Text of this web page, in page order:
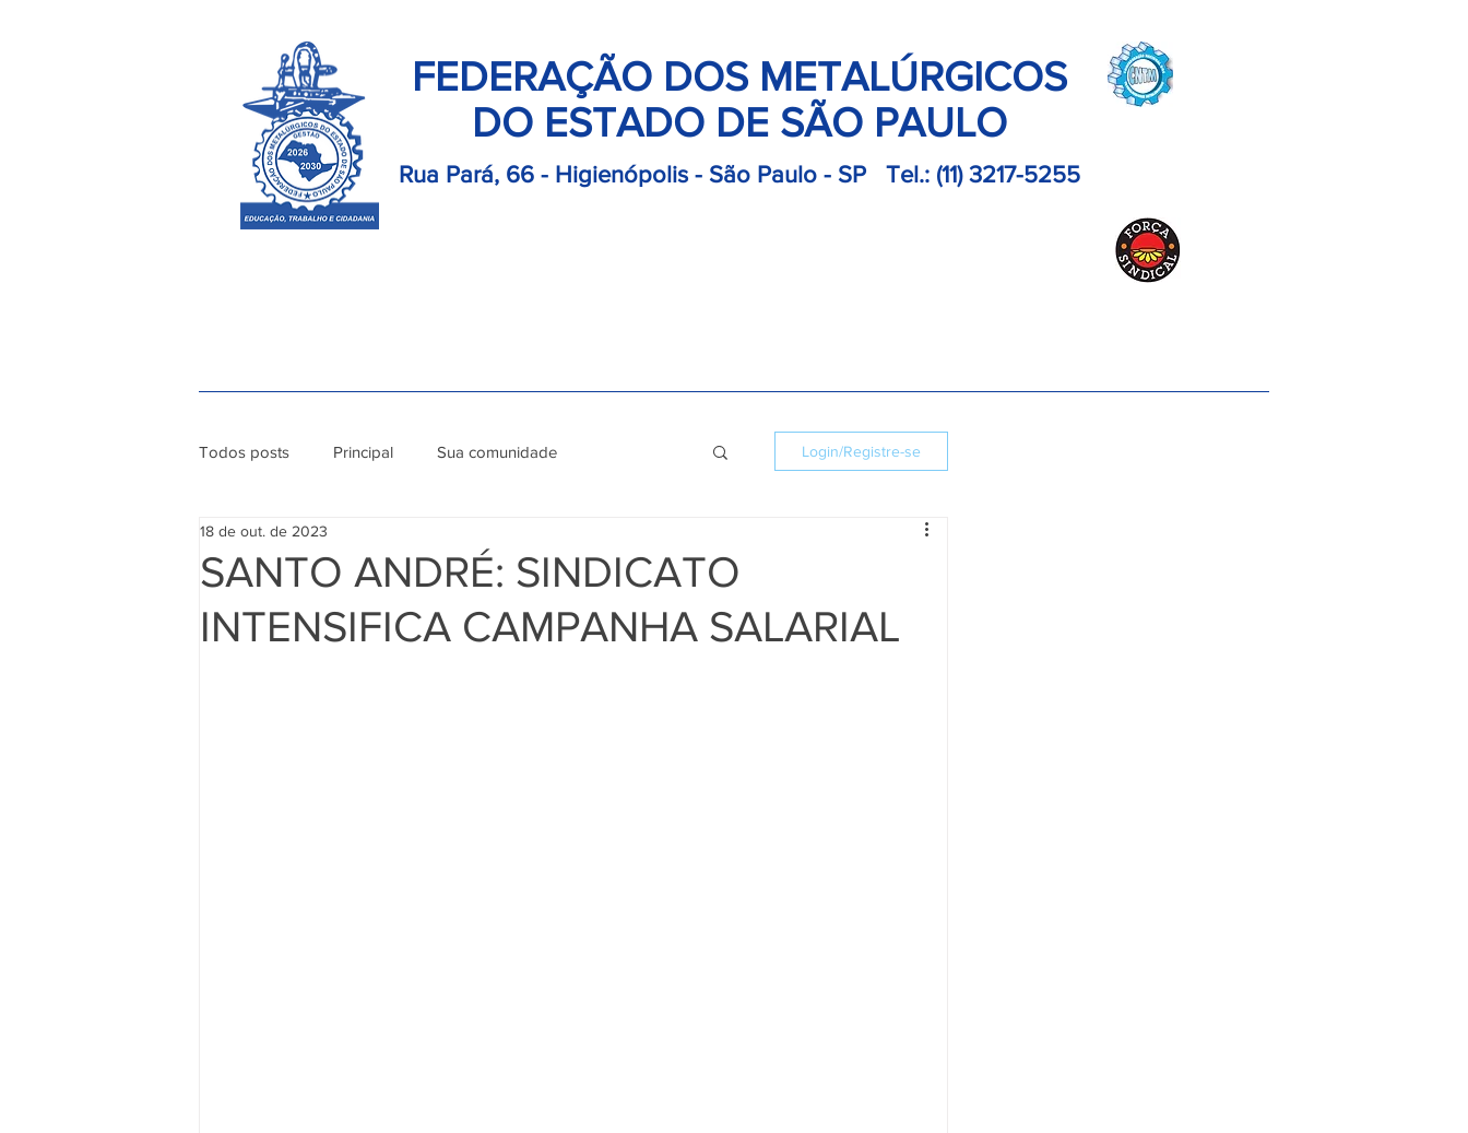
FEDERAÇÃO DOS METALÚRGICOS
DO ESTADO DE SÃO PAULO
Rua Pará, 66 - Higienópolis - São Paulo - SP Tel.: (11) 3217-5255
Todos posts Principal Sua comunidade Login/Registre-se
SANTO ANDRÉ: SINDICATO
INTENSIFICA CAMPANHA SALARIAL
18 de out. de 2023